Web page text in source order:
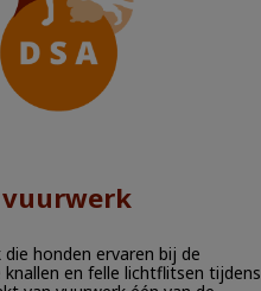
vuurwerk
honden ervaren bij de
en felle lichtflitsen tijdens